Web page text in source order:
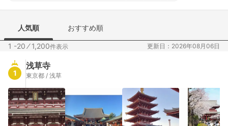
人気順 おすすめ順
1 -20 ⁄1,200件表示 更新日：2026年08月06日
1
浅草寺
東京都 / 浅草